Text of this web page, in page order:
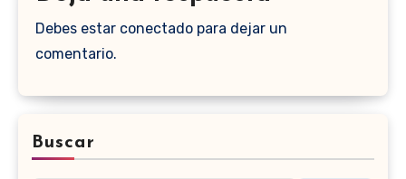
Debes estar conectado para dejar un
comentario.
Buscar